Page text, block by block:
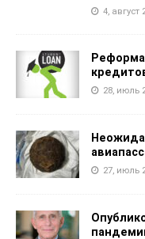
4, август
28, июль
27, июль